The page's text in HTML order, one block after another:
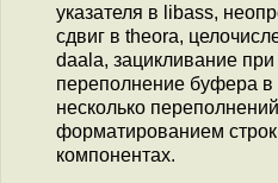
указателя в libass,
сдвиг в theora,
daala, зацикливание
переполнение буфера в
несколько
форматированием
компонентах.